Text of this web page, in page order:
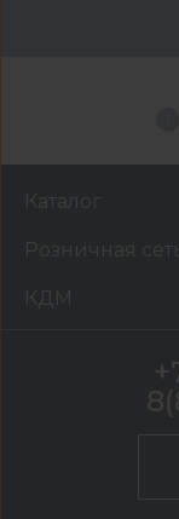
Каталог
Розничная сеть
КДМ